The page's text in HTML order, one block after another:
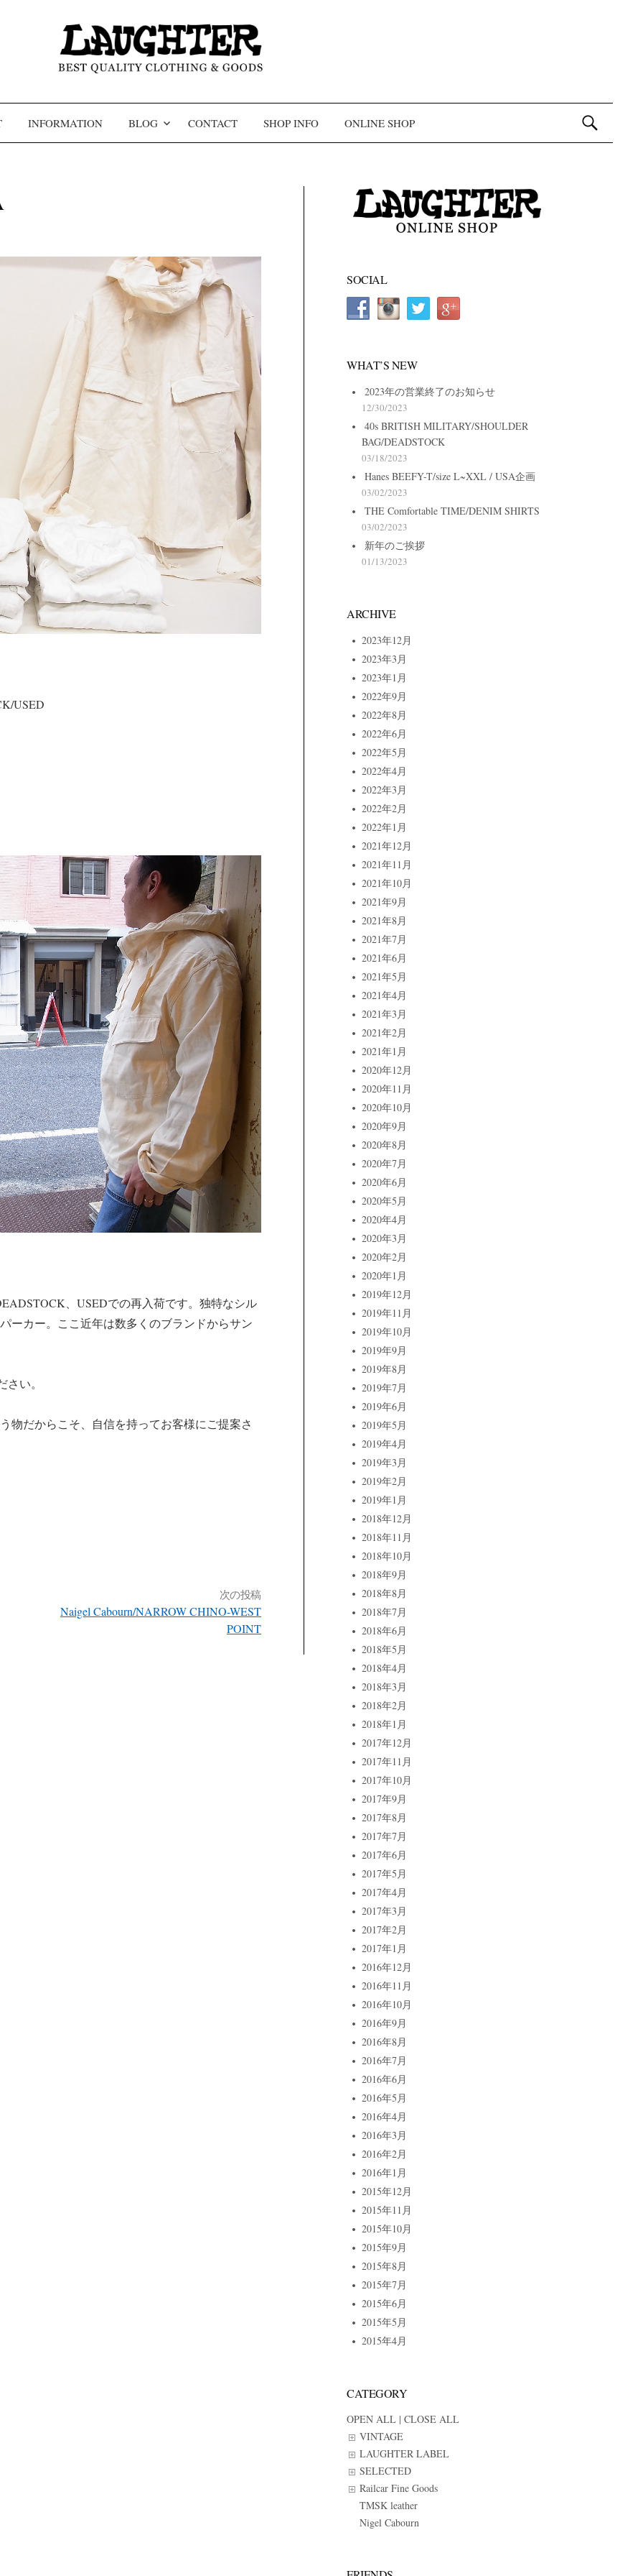
コンテンツへスキップ
INFORMATION BLOG CONTACT SHOP INFO ONLINE SHOP 検索:
USED
、USEDでの再入荷です。独特なシル
ーカー。ここ近年は数多くのブランドからサン
い。
物だからこそ、自信を持ってお客様にご提案さ
次の投稿
Naigel Cabourn/NARROW CHINO-WEST
POINT
SOCIAL
WHAT’S NEW
2023年の営業終了のお知らせ
12/30/2023
40s BRITISH MILITARY/SHOULDER
BAG/DEADSTOCK
03/18/2023
Hanes BEEFY-T/size L~XXL / USA企画
03/02/2023
THE Comfortable TIME/DENIM SHIRTS
03/02/2023
新年のご挨拶
01/13/2023
ARCHIVE
2023年12月
2023年3月
2023年1月
2022年9月
2022年8月
2022年6月
2022年5月
2022年4月
2022年3月
2022年2月
2022年1月
2021年12月
2021年11月
2021年10月
2021年9月
2021年8月
2021年7月
2021年6月
2021年5月
2021年4月
2021年3月
2021年2月
2021年1月
2020年12月
2020年11月
2020年10月
2020年9月
2020年8月
2020年7月
2020年6月
2020年5月
2020年4月
2020年3月
2020年2月
2020年1月
2019年12月
2019年11月
2019年10月
2019年9月
2019年8月
2019年7月
2019年6月
2019年5月
2019年4月
2019年3月
2019年2月
2019年1月
2018年12月
2018年11月
2018年10月
2018年9月
2018年8月
2018年7月
2018年6月
2018年5月
2018年4月
2018年3月
2018年2月
2018年1月
2017年12月
2017年11月
2017年10月
2017年9月
2017年8月
2017年7月
2017年6月
2017年5月
2017年4月
2017年3月
2017年2月
2017年1月
2016年12月
2016年11月
2016年10月
2016年9月
2016年8月
2016年7月
2016年6月
2016年5月
2016年4月
2016年3月
2016年2月
2016年1月
2015年12月
2015年11月
2015年10月
2015年9月
2015年8月
2015年7月
2015年6月
2015年5月
2015年4月
CATEGORY
OPEN ALL | CLOSE ALL
VINTAGE
LAUGHTER LABEL
SELECTED
Railcar Fine Goods
TMSK leather
Nigel Cabourn